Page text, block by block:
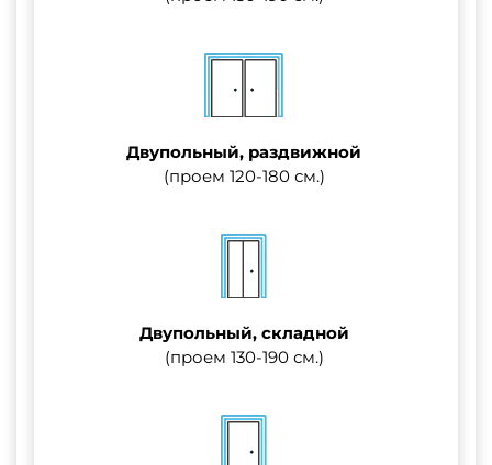
Двупольный, раздвижной
(проем 120-180 см.)
Двупольный, складной
(проем 130-190 см.)